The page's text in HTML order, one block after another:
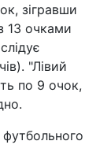
зігравши
13 очками
"Лівий
по 9 очок,